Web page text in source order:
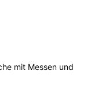
mit Messen und